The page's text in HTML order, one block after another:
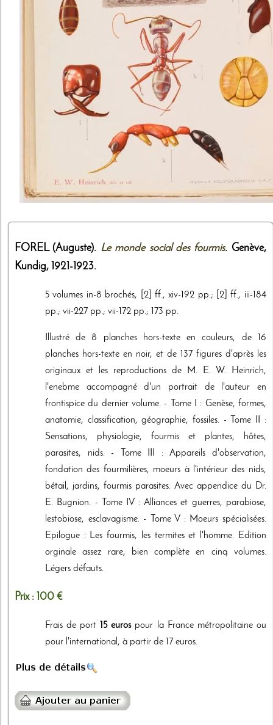
FOREL (Auguste). Le monde social des fourmis. Genève,
Kundig, 1921-1923.
5 volumes in-8 brochés, [2] ff., xiv-192 pp.; [2] ff., iii-184
pp.; vii-227 pp.; vii-172 pp.; 173 pp.
Illustré de 8 planches hors-texte en couleurs, de 16
planches hors-texte en noir, et de 137 figures d'après les
originaux et les reproductions de M. E. W. Heinrich,
l'enebme accompagné d'un portrait de l'auteur en
frontispice du dernier volume. - Tome I : Genèse, formes,
anatomie, classification, géographie, fossiles. - Tome II :
Sensations, physiologie, fourmis et plantes, hôtes,
parasites, nids. - Tome III : Appareils d'observation,
fondation des fourmilières, moeurs à l'intérieur des nids,
bétail, jardins, fourmis parasites. Avec appendice du Dr.
E. Bugnion. - Tome IV : Alliances et guerres, parabiose,
lestobiose, esclavagisme. - Tome V : Moeurs spécialisées.
Epilogue : Les fourmis, les termites et l'homme. Edition
orginale assez rare, bien complète en cinq volumes.
Légers défauts.
Prix : 100 €
Frais de port 15 eurospour la France métropolitaine ou
pour l'international, à partir de 17 euros.